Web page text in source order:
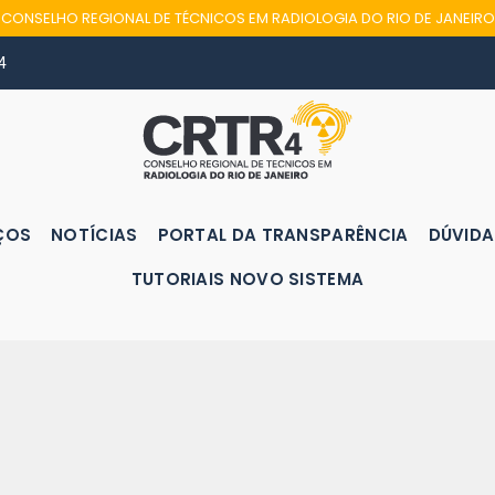
CONSELHO REGIONAL DE TÉCNICOS EM RADIOLOGIA DO RIO DE JANEIRO
NOTÍCIAS PORTAL DA TRANSPARÊNCIA
TUTORIAIS NOVO SISTEMA